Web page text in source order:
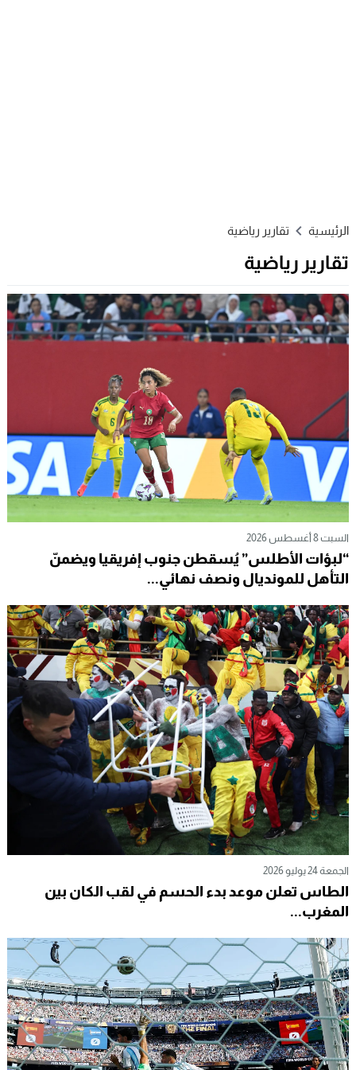
الرئيسية تقارير رياضية
تقارير رياضية
السبت 8 أغسطس 2026
“لبؤات الأطلس” يُسقطن جنوب إفريقيا ويضمنّ
التأهل للمونديال ونصف نهائي...
الجمعة 24 يوليو 2026
الطاس تعلن موعد بدء الحسم في لقب الكان بين
المغرب...